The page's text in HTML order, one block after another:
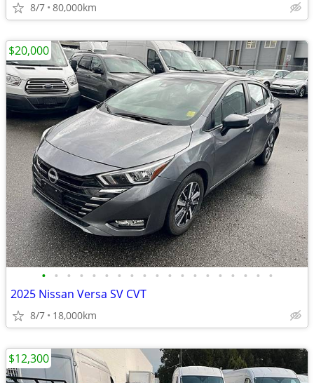
8/7 80,000km
• • • • • • • • • • • • • • • • • • •
2025 Nissan Versa SV CVT
8/7 18,000km
$20,000
$12,300